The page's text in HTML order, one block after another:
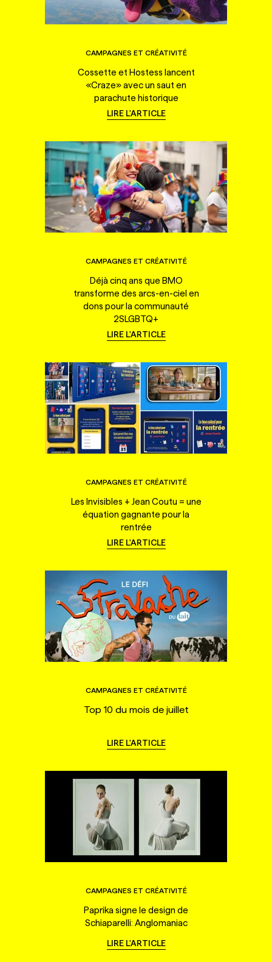
CAMPAGNES ET CRÉATIVITÉ
Cossette et Hostess lancent
«Craze» avec un saut en
parachute historique
LIRE L'ARTICLE
CAMPAGNES ET CRÉATIVITÉ
Déjà cinq ans que BMO
transforme des arcs-en-ciel en
dons pour la communauté
2SLGBTQ+
LIRE L'ARTICLE
CAMPAGNES ET CRÉATIVITÉ
Les Invisibles + Jean Coutu = une
équation gagnante pour la
rentrée
LIRE L'ARTICLE
CAMPAGNES ET CRÉATIVITÉ
Top 10 du mois de juillet
LIRE L'ARTICLE
CAMPAGNES ET CRÉATIVITÉ
Paprika signe le design de
Schiaparelli: Anglomaniac
LIRE L'ARTICLE